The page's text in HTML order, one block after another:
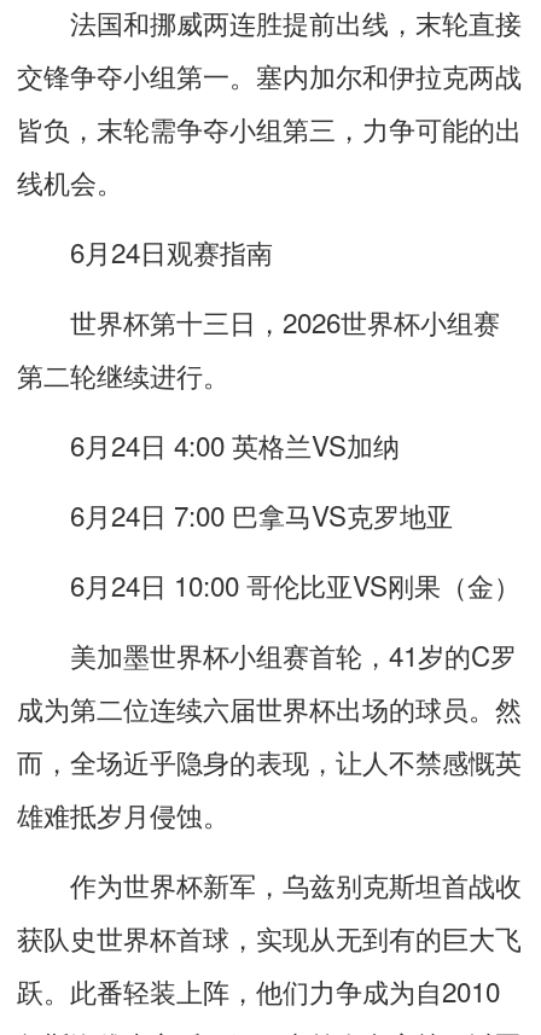
法国和挪威两连胜提前出线，末轮直接
交锋争夺小组第一。塞内加尔和伊拉克两战
皆负，末轮需争夺小组第三，力争可能的出
线机会。
6月24日观赛指南
世界杯第十三日，2026世界杯小组赛
第二轮继续进行。
6月24日 4:00 英格兰VS加纳
6月24日 7:00 巴拿马VS克罗地亚
6月24日 10:00 哥伦比亚VS刚果（金）
美加墨世界杯小组赛首轮，41岁的C罗
成为第二位连续六届世界杯出场的球员。然
而，全场近乎隐身的表现，让人不禁感慨英
雄难抵岁月侵蚀。
作为世界杯新军，乌兹别克斯坦首战收
获队史世界杯首球，实现从无到有的巨大飞
跃。此番轻装上阵，他们力争成为自2010